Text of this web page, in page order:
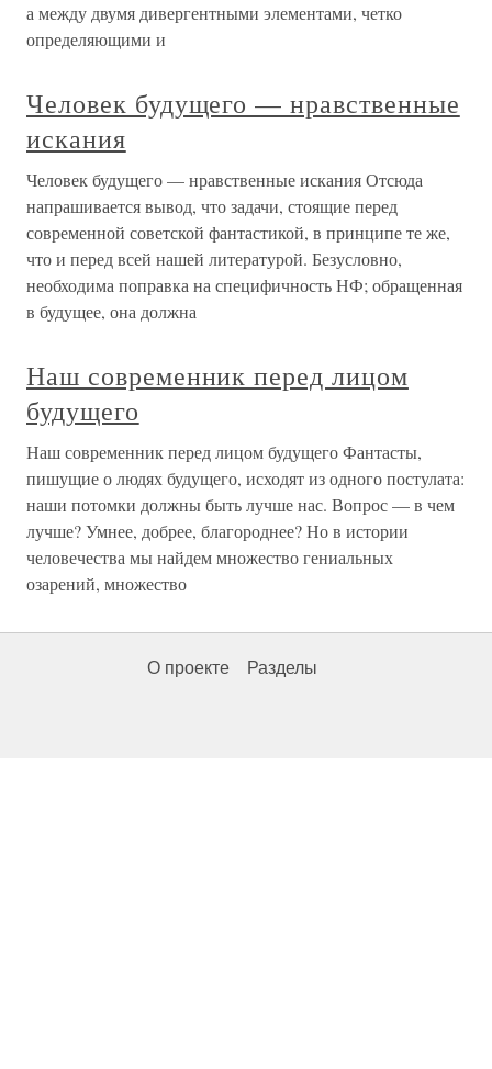
а между двумя дивергентными элементами, четко
определяющими и
Человек будущего — нравственные
искания
Человек будущего — нравственные искания Отсюда
напрашивается вывод, что задачи, стоящие перед
современной советской фантастикой, в принципе те же,
что и перед всей нашей литературой. Безусловно,
необходима поправка на специфичность НФ; обращенная
в будущее, она должна
Наш современник перед лицом
будущего
Наш современник перед лицом будущего Фантасты,
пишущие о людях будущего, исходят из одного постулата:
наши потомки должны быть лучше нас. Вопрос — в чем
лучше? Умнее, добрее, благороднее? Но в истории
человечества мы найдем множество гениальных
озарений, множество
О проекте Разделы